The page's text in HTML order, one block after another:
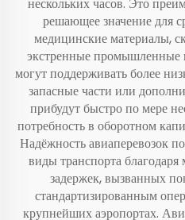
решающее значение для
медицинские материалы,
экстренные промышленные
могут поддерживать более
запасные части или
прибудут быстро по мере
потребность в оборотном
Надёжность авиаперевозок
виды транспорта
задержек, вызванных
стандартизированным
крупнейших аэропортах.